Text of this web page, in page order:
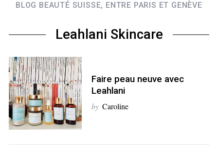
BLOG BEAUTÉ SUISSE, ENTRE PARIS ET GENÈVE
Leahlani Skincare
Faire peau neuve avec
Leahlani
by Caroline
S